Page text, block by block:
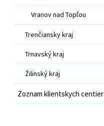
Vranov nad Topľou
Trenčiansky kraj
Trnavský kraj
Žilinský kraj
Zoznam klientskych centier